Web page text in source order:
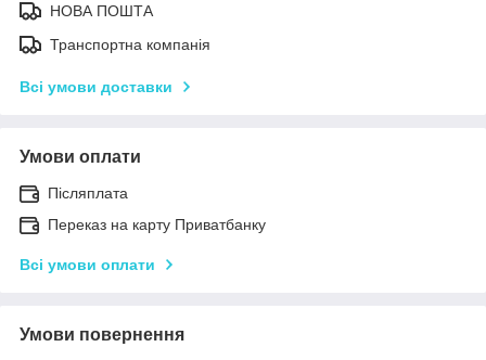
НОВА ПОШТА
Транспортна компанія
Всі умови доставки
Умови оплати
Післяплата
Переказ на карту Приватбанку
Всі умови оплати
Умови повернення